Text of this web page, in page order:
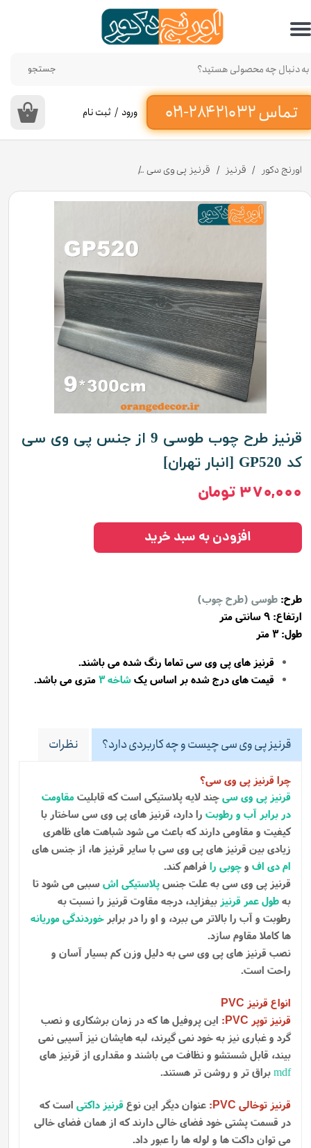
تماس ۳۲ ۲۱۰ ۲۸۴-۰۲۱‌
جستجو
۰ ورود / ثبت نام
حساب کاربری من
تغییر گذر واژه
سفارشات
خروج از حساب کاربری
اورنج دکور قرنیز قرنیز پی وی سی
قرنیز طرح چوب طوسی 9 از جنس پی وی سی
کد GP520 [انبار تهران]
۳۷۰,۰۰۰ تومان
طرح: طوسی (طرح چوب)
ارتفاع: 9 سانتی متر
طول: 3 متر
قرنیز های پی وی سی تماما رنگ شده می باشند.
قیمت های درج شده بر اساس یکشاخه3متری می باشد.
افزودن به سبد خرید
قرنیز پی وی سی چیست و چه کاربردی دارد؟ نظرات
چرا قرنیز پی وی سی؟
قرنیز پی وی سیچند لایه پلاستیکی است که قابلیتمقاومت
در برابر آب و رطوبت را دارد، قرنیز های پی وی سی ساختار با
کیفیت و مقاومی دارند که باعث می شود شباهت های ظاهری
زیادی بین قرنیز های پی وی سی با سایر قرنیز ها، از جنس های
ام دی اف وچوبی را فراهم کند.
قرنیز پی وی سی به علت جنسپلاستیکی اشسببی می شود تا
بهطول عمر قرنیز بیفزاید، درجه مقاوت قرنیز را نسبت به
رطوبت و آب را بالاتر می ببرد، و او را در برابر خوردندگی موریانه
ها کاملا مقاوم سازد.
نصب قرنیز های پی وی سی به دلیل وزن کم بسیار آسان و
راحت است.
انواع قرنیز PVC
قرنیز توپر PVC
: این پروفیل ها که در زمان برشکاری و نصب
گرد و غباری نیز به خود نمی گیرند، لبه هایشان نیز آسیبی نمی
بیند، قابل شستشو و نظافت می باشند و مقداری از قرنیز های
mdfبراق تر و روشن تر هستند.
قرنیز توخالی PVC
: عنوان دیگر این نوعقرنیز داکتی است که
در قسمت پشتی خود فضای خالی دارند که از همان فضای خالی
می توان داکت ها و لوله ها را عبور داد.